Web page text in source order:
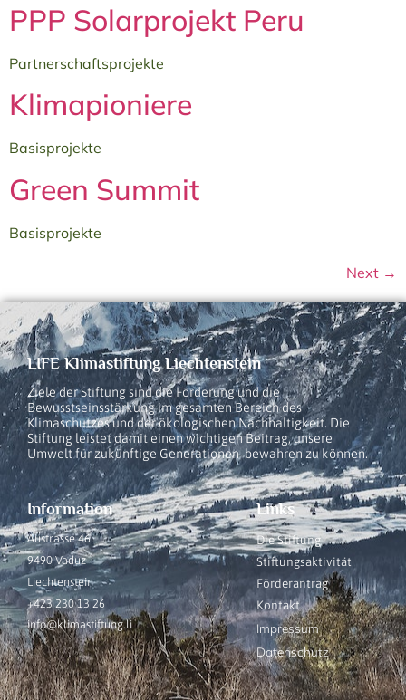
PPP Solarprojekt Peru
Partnerschaftsprojekte
Klimapioniere
Basisprojekte
Green Summit
Basisprojekte
Next →
LIFE Klimastiftung Liechtenstein
Ziele der Stiftung sind die Förderung und die
Bewusstseinsstärkung im gesamten Bereich des
Klimaschutzes und der ökologischen Nachhaltigkeit. Die
Stiftung leistet damit einen wichtigen Beitrag, unsere
Umwelt für zukünftige Generationen bewahren zu können.
Information
Austrasse 46
9490 Vaduz
Liechtenstein
+423 230 13 26
info@klimastiftung.li
Links
Die Stiftung
Stiftungsaktivität
Förderantrag
Kontakt
Impressum
Datenschutz